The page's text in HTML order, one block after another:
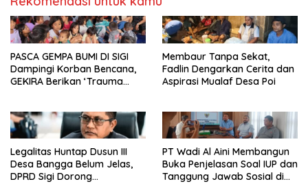
PASCA GEMPA BUMI DI SIGI
Dampingi Korban Bencana,
GEKIRA Berikan ‘Trauma
Membaur Tanpa Sekat,
Fadlin Dengarkan Cerita dan
Aspirasi Mualaf Desa Poi
Legalitas Huntap Dusun III
Desa Bangga Belum Jelas,
DPRD Sigi Dorong
PT Wadi Al Aini Membangun
Buka Penjelasan Soal IUP dan
Tanggung Jawab Sosial di